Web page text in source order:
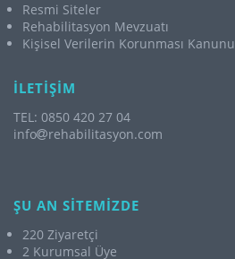
Resmi Siteler
Rehabilitasyon Mevzuatı
Kişisel Verilerin Korunması Kanunu
İLETİŞİM
TEL: 0850 420 27 04
info
rehabilitasyon.com
ŞU AN SİTEMİZDE
220 Ziyaretçi
2 Kurumsal Üye